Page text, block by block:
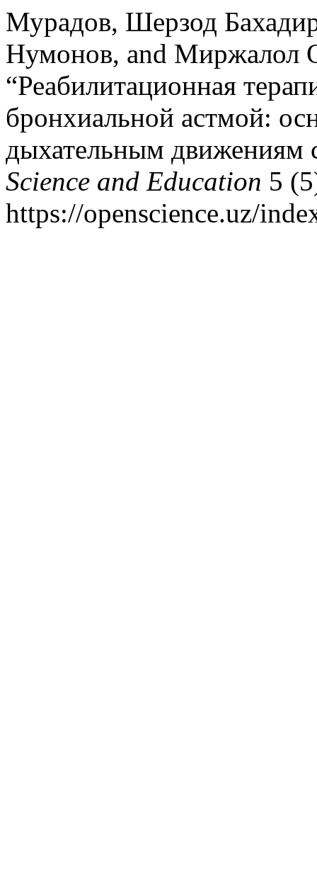
Мурадов, Шерзод
Нумонов, and Миржалол
“Реабилитационная
бронхиальной астмой:
дыхательным движениям
Science and Education 5
https://openscience.uz/